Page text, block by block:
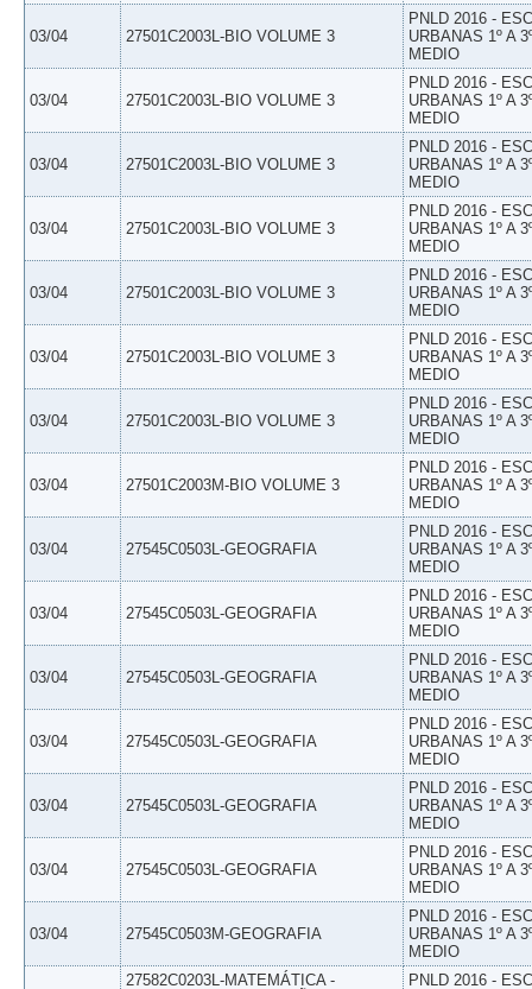
03/04 27501C2003L-BIO VOLUME 3
PNLD 2016 -
URBANAS 1º A
MEDIO
03/04 27501C2003L-BIO VOLUME 3
PNLD 2016 -
URBANAS 1º A
MEDIO
03/04 27501C2003L-BIO VOLUME 3
PNLD 2016 -
URBANAS 1º A
MEDIO
03/04 27501C2003L-BIO VOLUME 3
PNLD 2016 -
URBANAS 1º A
MEDIO
03/04 27501C2003L-BIO VOLUME 3
PNLD 2016 -
URBANAS 1º A
MEDIO
03/04 27501C2003L-BIO VOLUME 3
PNLD 2016 -
URBANAS 1º A
MEDIO
03/04 27501C2003L-BIO VOLUME 3
PNLD 2016 -
URBANAS 1º A
MEDIO
03/04 27501C2003M-BIO VOLUME 3
PNLD 2016 -
URBANAS 1º A
MEDIO
03/04 27545C0503L-GEOGRAFIA
PNLD 2016 -
URBANAS 1º A
MEDIO
03/04 27545C0503L-GEOGRAFIA
PNLD 2016 -
URBANAS 1º A
MEDIO
03/04 27545C0503L-GEOGRAFIA
PNLD 2016 -
URBANAS 1º A
MEDIO
03/04 27545C0503L-GEOGRAFIA
PNLD 2016 -
URBANAS 1º A
MEDIO
03/04 27545C0503L-GEOGRAFIA
PNLD 2016 -
URBANAS 1º A
MEDIO
03/04 27545C0503L-GEOGRAFIA
PNLD 2016 -
URBANAS 1º A
MEDIO
03/04 27545C0503M-GEOGRAFIA
PNLD 2016 -
URBANAS 1º A
MEDIO
27582C0203L-MATEMÁTICA -
PNLD 2016 -